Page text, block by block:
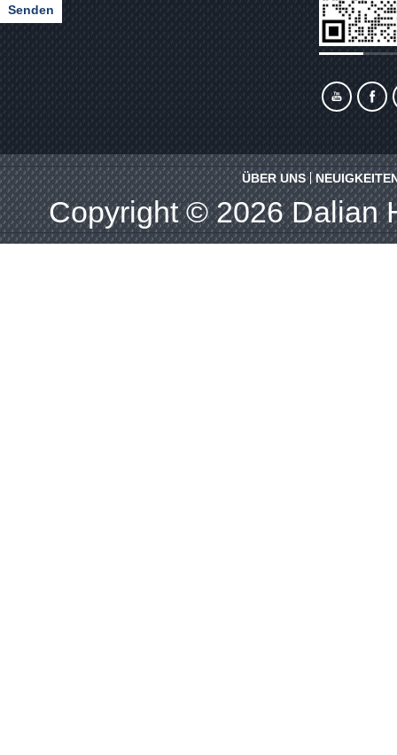
Senden
ÜBER UNS
Copyright © 2026Dalian